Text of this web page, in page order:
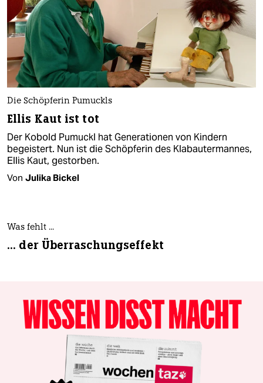
Die Schöpferin Pumuckls
Ellis Kaut ist tot
Der Kobold Pumuckl hat Generationen von Kindern
begeistert. Nun ist die Schöpferin des Klabautermannes,
Ellis Kaut, gestorben.
Von Julika Bickel
Was fehlt ...
... der Überraschungseffekt